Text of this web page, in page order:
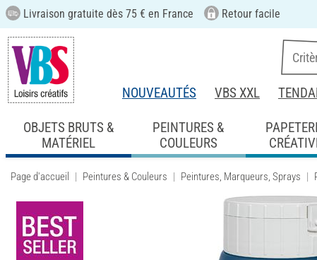
Livraison gratuite dès 75 € en France Retour facile
NOUVEAUTÉS VBS XXL
OBJETS BRUTS &
MATÉRIEL
PEINTURES &
COULEURS
Page d'accueil Peintures & Couleurs Peintures, Marqueurs, Sprays